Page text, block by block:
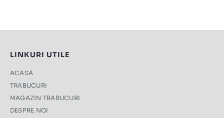
LINKURI UTILE
ACASA
TRABUCURI
MAGAZIN TRABUCURI
DESPRE NOI